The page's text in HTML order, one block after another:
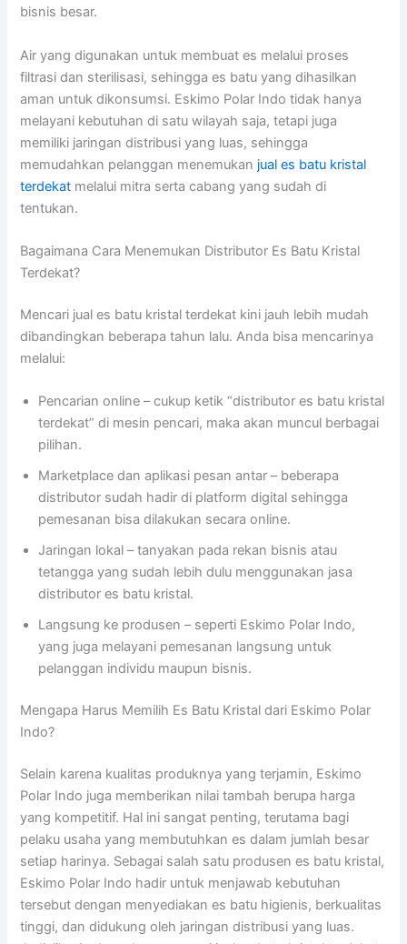
bisnis besar.
Air yang digunakan untuk membuat es melalui proses
filtrasi dan sterilisasi, sehingga es batu yang dihasilkan
aman untuk dikonsumsi. Eskimo Polar Indo tidak hanya
melayani kebutuhan di satu wilayah saja, tetapi juga
memiliki jaringan distribusi yang luas, sehingga
memudahkan pelanggan menemukan jual es batu kristal
terdekat melalui mitra serta cabang yang sudah di
tentukan.
Bagaimana Cara Menemukan Distributor Es Batu Kristal
Terdekat?
Mencari jual es batu kristal terdekat kini jauh lebih mudah
dibandingkan beberapa tahun lalu. Anda bisa mencarinya
melalui:
Pencarian online – cukup ketik “distributor es batu kristal
terdekat” di mesin pencari, maka akan muncul berbagai
pilihan.
Marketplace dan aplikasi pesan antar – beberapa
distributor sudah hadir di platform digital sehingga
pemesanan bisa dilakukan secara online.
Jaringan lokal – tanyakan pada rekan bisnis atau
tetangga yang sudah lebih dulu menggunakan jasa
distributor es batu kristal.
Langsung ke produsen – seperti Eskimo Polar Indo,
yang juga melayani pemesanan langsung untuk
pelanggan individu maupun bisnis.
Mengapa Harus Memilih Es Batu Kristal dari Eskimo Polar
Indo?
Selain karena kualitas produknya yang terjamin, Eskimo
Polar Indo juga memberikan nilai tambah berupa harga
yang kompetitif. Hal ini sangat penting, terutama bagi
pelaku usaha yang membutuhkan es dalam jumlah besar
setiap harinya. Sebagai salah satu produsen es batu kristal,
Eskimo Polar Indo hadir untuk menjawab kebutuhan
tersebut dengan menyediakan es batu higienis, berkualitas
tinggi, dan didukung oleh jaringan distribusi yang luas.